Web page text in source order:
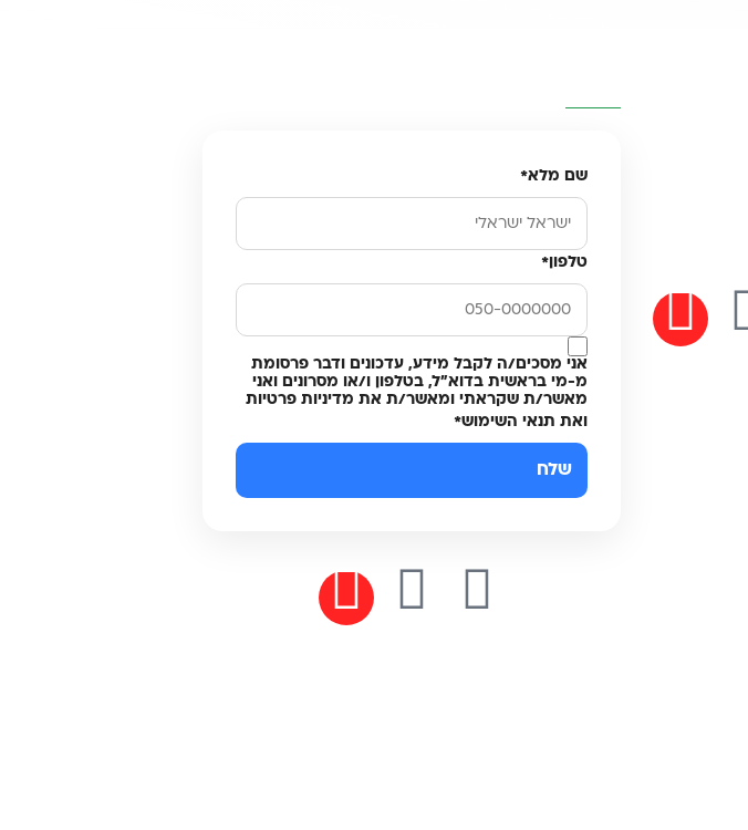
שם מלא*
טלפון*
אני מסכים/ה לקבל מידע, עדכונים ודבר פרסומת
מ-מי בראשית בדוא"ל, בטלפון ו/או מסרונים ואני
מאשר/ת שקראתי ומאשר/ת את מדיניות פרטיות
ואת תנאי השימוש*